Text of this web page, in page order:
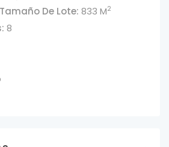
De Lote: 833 M2
8